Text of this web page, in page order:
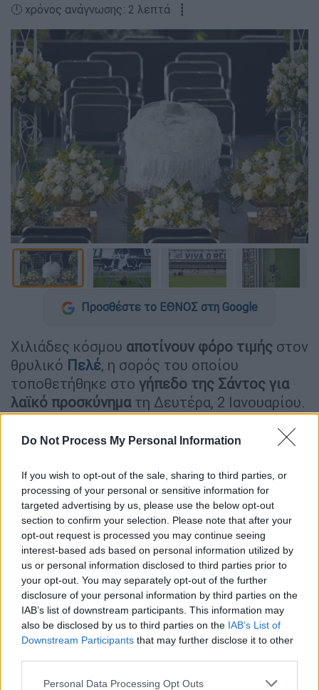
Do Not Process My Personal Information
If you wish to opt-out of the sale, sharing to third parties, or
processing of your personal or sensitive information for
targeted advertising by us, please use the below opt-out
section to confirm your selection. Please note that after your
opt-out request is processed you may continue seeing
interest-based ads based on personal information utilized by
us or personal information disclosed to third parties prior to
your opt-out. You may separately opt-out of the further
disclosure of your personal information by third parties on the
IAB’s list of downstream participants. This information may
also be disclosed by us to third parties on the IAB’s List of
Downstream Participants that may further disclose it to other
Please note that this website/app uses one or more Google
Personal Data Processing Opt Outs
🕛 χρόνος ανάγνωσης: 2 λεπτά ┋
Προσθέστε το ΕΘΝΟΣ στη Google
Χιλιάδες κόσμου αποτίνουν φόρο τιμής στον
θρυλικό Πελέ, η σορός του οποίου
τοποθετήθηκε στο γήπεδο της Σάντος για
λαϊκό προσκύνηματη Δευτέρα, 2 Ιανουαρίου.
ΔΙΑΒΑΣΤΕ ΕΠΙΣΗΣ
Αθλητισμός|02.01.2023 09:09
Ο πλανήτης ετοιμάζεται για το
τελευταίο αντίο στον Βραζιλιάνο
θρύλο: Σε λαϊκό προσκύνημα η σορός
του Πελέ - Πώς θα τον αποχαιρετήσει
ο κόσμος
Αθλητισμός|02.01.2023 14:45
Το «τελευταίο αντίο» στον Πελέ:
Ζωντανή εικόνα από το γήπεδο της
Σάντος